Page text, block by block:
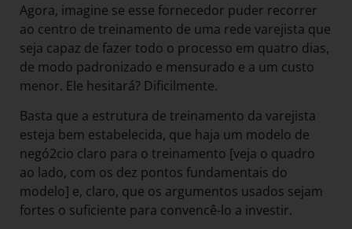
Agora, imagine se esse fornecedor puder recorrer
ao centro de treinamento de uma rede varejista que
seja capaz de fazer todo o processo em quatro dias,
de modo padronizado e mensurado e a um custo
menor. Ele hesitará? Dificilmente.
Basta que a estrutura de treinamento da varejista
esteja bem estabelecida, que haja um modelo de
negó2cio claro para o treinamento [veja o quadro
ao lado, com os dez pontos fundamentais do
modelo] e, claro, que os argumentos usados sejam
fortes o suficiente para convencê-lo a investir.